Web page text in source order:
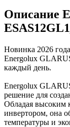
Описание
Новинка 2026
Energolux
каждый день.
Energolux
решение для
Обладая высоким
инвертором, она
температуры и